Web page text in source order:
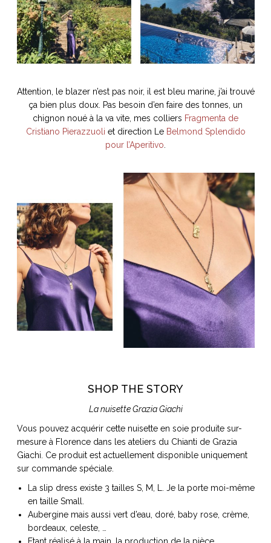
Attention, le blazer n’est pas noir, il est bleu marine, j’ai trouvé
ça bien plus doux. Pas besoin d’en faire des tonnes, un
chignon noué à la va vite, mes colliers Fragmenta de
Cristiano Pierazzuoli et direction Le Belmond Splendido
pour l’Aperitivo.
SHOP THE STORY
La nuisette Grazia Giachi
Vous pouvez acquérir cette nuisette en soie produite sur-
mesure à Florence dans les ateliers du Chianti de Grazia
Giachi. Ce produit est actuellement disponible uniquement
sur commande spéciale.
La slip dress existe 3 tailles S, M, L. Je la porte moi-même
en taille Small.
Aubergine mais aussi vert d’eau, doré, baby rose, crème,
bordeaux, celeste, …